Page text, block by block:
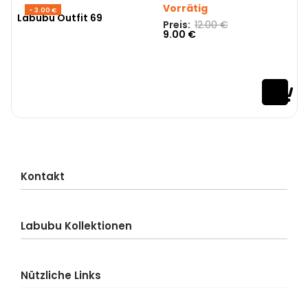
- 3.00 €
Labubu Outfit 69
Vorrätig
Preis: 12.00€
9.00 €
Kontakt
Lieferung
Zahlung
Labubu Kollektionen
Labubu Big into Energy
Nützliche Links